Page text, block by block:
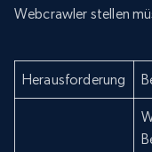
Webcrawler stellen
Herausforderung